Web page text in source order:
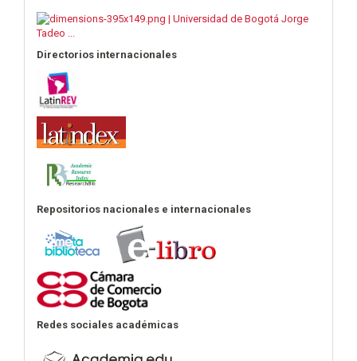
Directorios internacionales
Repositorios nacionales e internacionales
Redes sociales académicas